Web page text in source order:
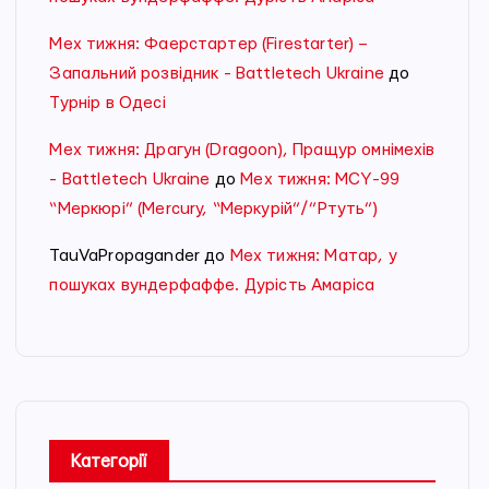
Мех тижня: Фаерстартер (Firestarter) –
Запальний розвідник - Battletech Ukraine до
Турнір в Одесі
Мех тижня: Драгун (Dragoon), Пращур омнімехів
- Battletech Ukraine до Мех тижня: MCY-99
“Меркюрі” (Mercury, “Меркурій”/”Ртуть”)
TauVaPropagander до Мех тижня: Матар, у
пошуках вундерфаффе. Дурість Амаріса
Категорії